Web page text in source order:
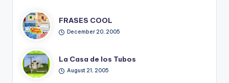
FRASES COOL
December 20, 2005
La Casa de los Tubos
August 21, 2005